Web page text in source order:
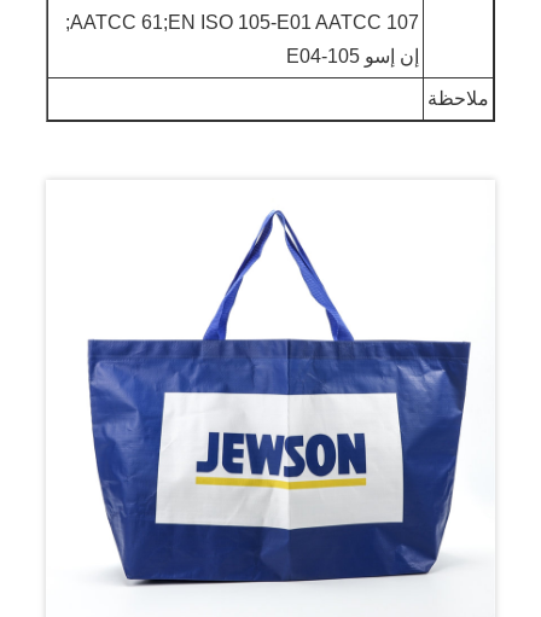
AATCC 61;EN ISO 105-E01 AATCC 107;
إن إسو 105-E04
ملاحظة